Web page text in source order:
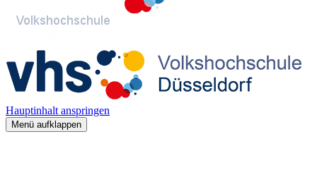
Hauptinhalt anspringen
Menü aufklappen